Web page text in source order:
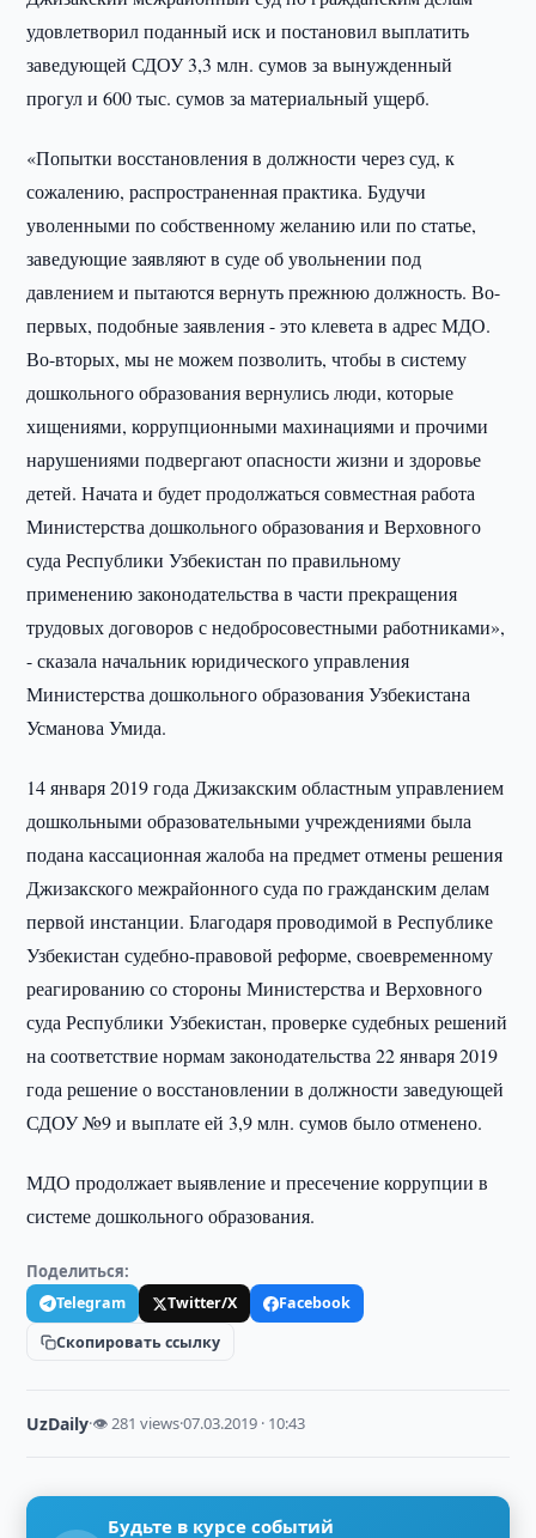
удовлетворил поданный иск и постановил выплатить
заведующей СДОУ 3,3 млн. сумов за вынужденный
прогул и 600 тыс. сумов за материальный ущерб.
«Попытки восстановления в должности через суд, к
сожалению, распространенная практика. Будучи
уволенными по собственному желанию или по статье,
заведующие заявляют в суде об увольнении под
давлением и пытаются вернуть прежнюю должность. Во-
первых, подобные заявления - это клевета в адрес МДО.
Во-вторых, мы не можем позволить, чтобы в систему
дошкольного образования вернулись люди, которые
хищениями, коррупционными махинациями и прочими
нарушениями подвергают опасности жизни и здоровье
детей. Начата и будет продолжаться совместная работа
Министерства дошкольного образования и Верховного
суда Республики Узбекистан по правильному
применению законодательства в части прекращения
трудовых договоров с недобросовестными работниками»,
- сказала начальник юридического управления
Министерства дошкольного образования Узбекистана
Усманова Умида.
14 января 2019 года Джизакским областным управлением
дошкольными образовательными учреждениями была
подана кассационная жалоба на предмет отмены решения
Джизакского межрайонного суда по гражданским делам
первой инстанции. Благодаря проводимой в Республике
Узбекистан судебно-правовой реформе, своевременному
реагированию со стороны Министерства и Верховного
суда Республики Узбекистан, проверке судебных решений
на соответствие нормам законодательства 22 января 2019
года решение о восстановлении в должности заведующей
СДОУ №9 и выплате ей 3,9 млн. сумов было отменено.
МДО продолжает выявление и пресечение коррупции в
системе дошкольного образования.
Поделиться:
Telegram Twitter/X
Facebook
Скопировать ссылку
UzDaily·👁 281 views·07.03.2019 · 10:43
Будьте в курсе событий